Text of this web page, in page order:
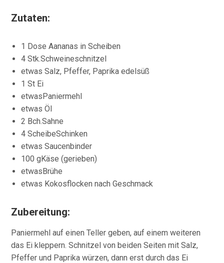
Zutaten:
1 Dose Aananas in Scheiben
4 Stk.Schweineschnitzel
etwas Salz, Pfeffer, Paprika edelsüß
1 St Ei
etwasPaniermehl
etwas Öl
2 Bch.Sahne
4 ScheibeSchinken
etwas Saucenbinder
100 gKäse (gerieben)
etwasBrühe
etwas Kokosflocken nach Geschmack
Zubereitung:
Paniermehl auf einen Teller geben, auf einem weiteren
das Ei kleppern. Schnitzel von beiden Seiten mit Salz,
Pfeffer und Paprika würzen, dann erst durch das Ei